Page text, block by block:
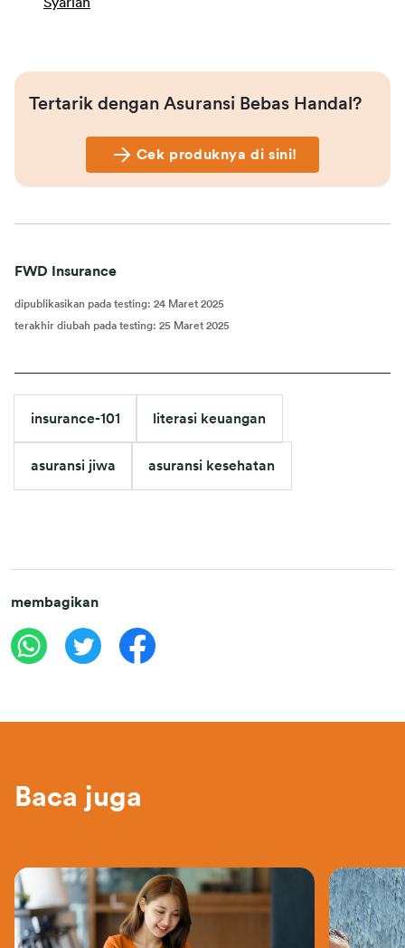
Syariah
Tertarik dengan Asuransi Bebas Handal?
Cek produknya di sini!
FWD Insurance
dipublikasikan pada testing: 24 Maret 2025
terakhir diubah pada testing: 25 Maret 2025
insurance-101 literasi keuangan
asuransi jiwa asuransi kesehatan
membagikan
Baca juga